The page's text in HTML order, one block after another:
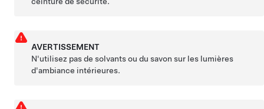
AVERTISSEMENT
N'utilisez pas de solvants ou du savon sur les lumières
d'ambiance intérieures.